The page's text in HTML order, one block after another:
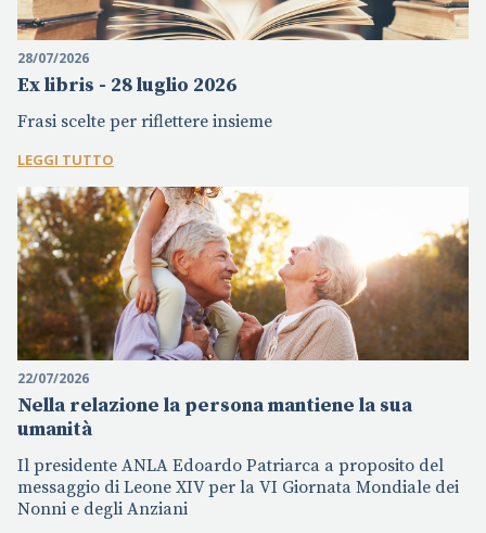
28/07/2026
Ex libris - 28 luglio 2026
Frasi scelte per riflettere insieme
LEGGI TUTTO
22/07/2026
Nella relazione la persona mantiene la sua
umanità
Il presidente ANLA Edoardo Patriarca a proposito del
messaggio di Leone XIV per la VI Giornata Mondiale dei
Nonni e degli Anziani